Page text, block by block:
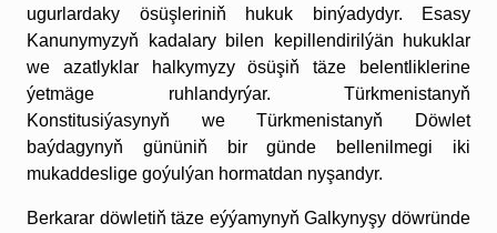
ugurlardaky ösüşleriniň hukuk binýadydyr. Esasy
Kanunymyzyň kadalary bilen kepillendirilýän hukuklar
we azatlyklar halkymyzy ösüşiň täze belentliklerine
ýetmäge ruhlandyrýar. Türkmenistanyň
Konstitusiýasynyň we Türkmenistanyň Döwlet
baýdagynyň gününiň bir günde bellenilmegi iki
mukaddeslige goýulýan hormatdan nyşandyr.
Berkarar döwletiň täze eýýamynyň Galkynyşy döwründe